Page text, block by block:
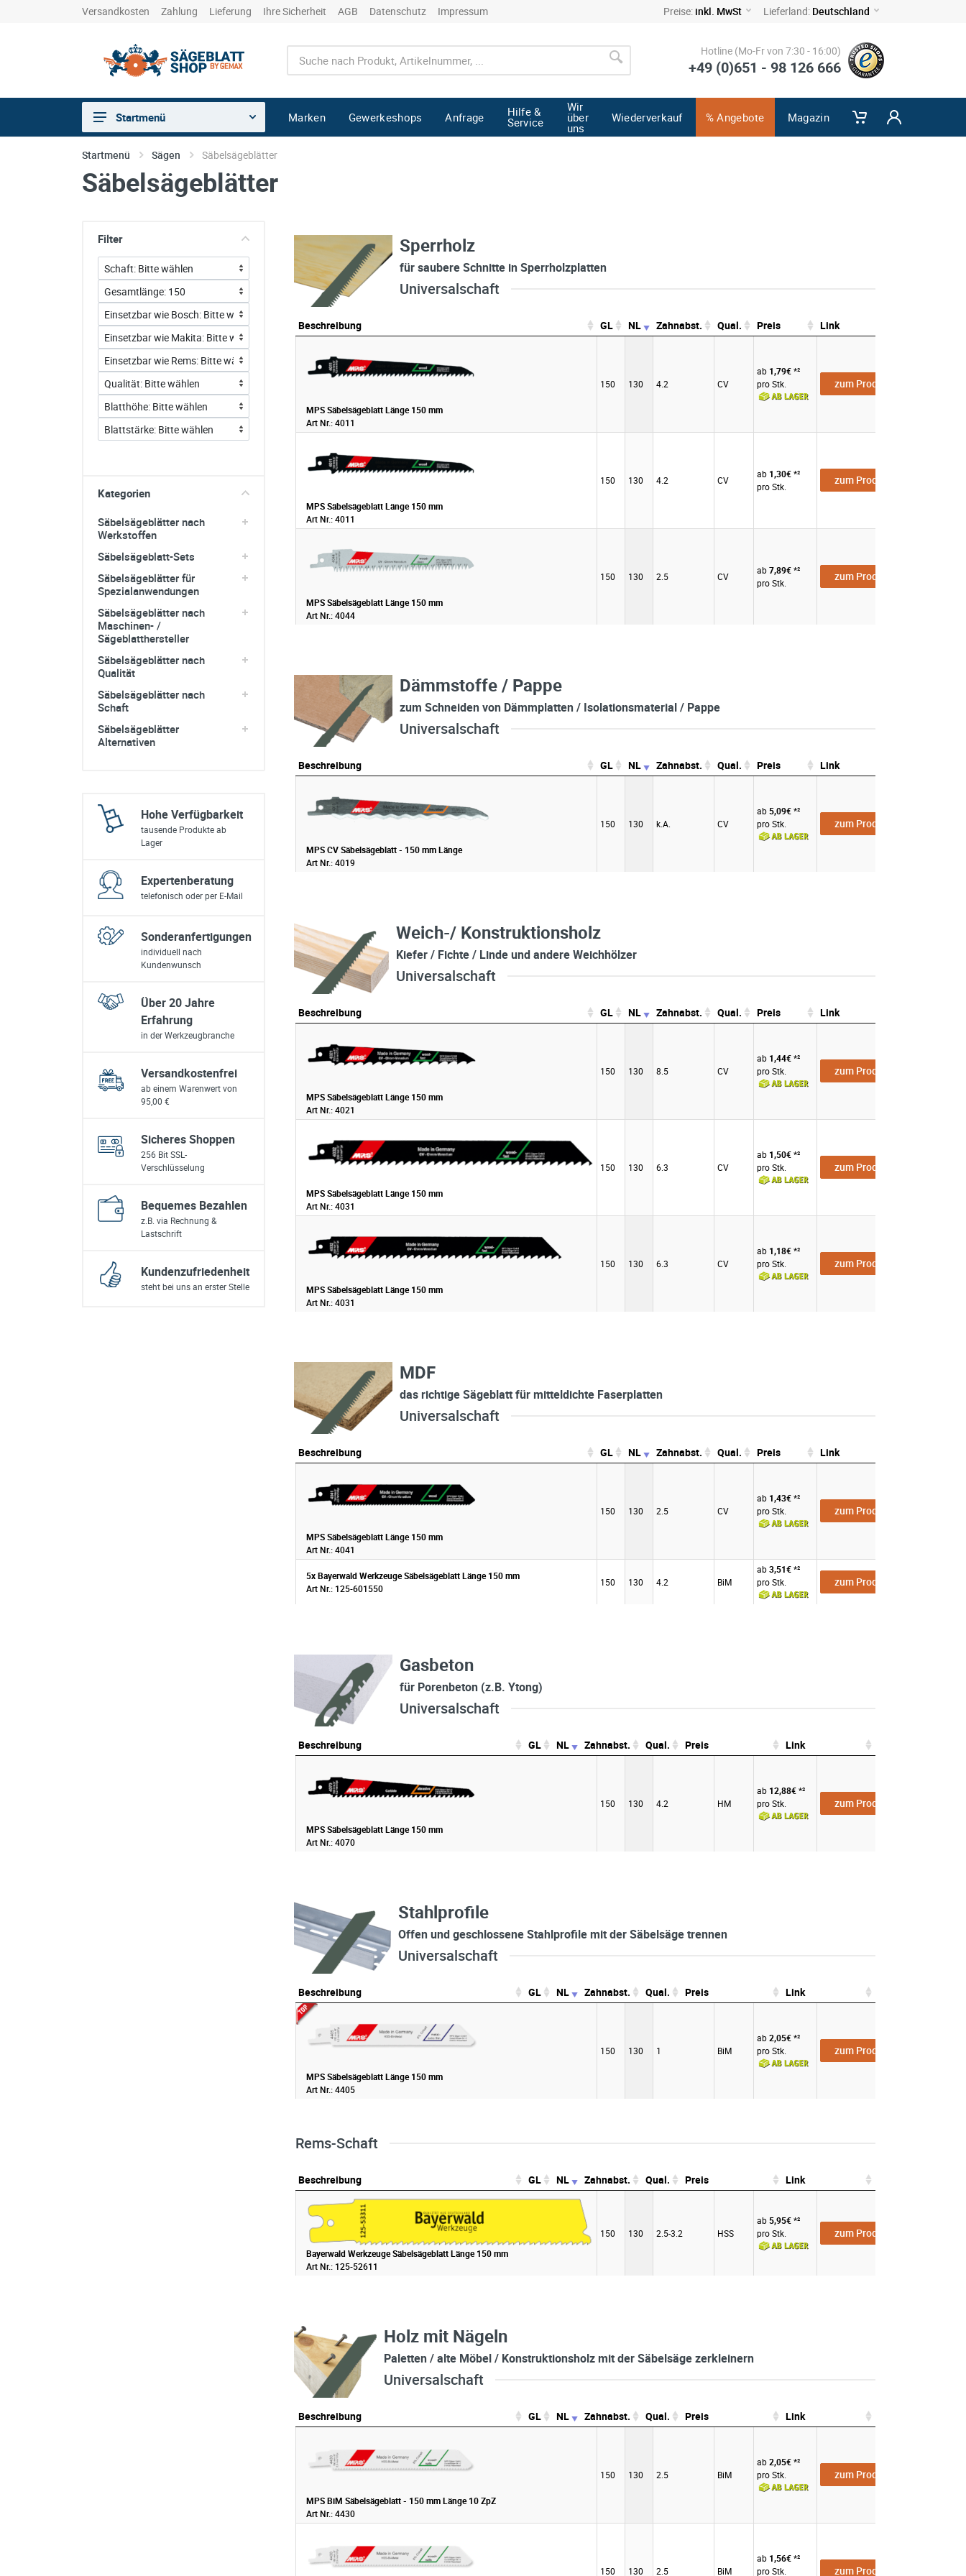
Versandkosten Zahlung Lieferung Ihre Sicherheit AGB Datenschutz Impressum Preise: inkl. MwSt Lieferland: Deutschland
Hotline (Mo-Fr von 7:30 - 16:00)
+49 (0)651 - 98 126 666
Sägen
Trennen
Hobeln/Fräsen
Gewerkeshops
sonstiges/Zubehör
Startmenü Marken Gewerkeshops Anfrage Hilfe &
Service
Wir
über
uns
Wiederverkauf % Angebote Magazin
Startmenü Sägen Säbelsägeblätter
Säbelsägeblätter
Filter
Kategorien
Säbelsägeblätter nach
Werkstoffen
Säbelsägeblatt-Sets
Säbelsägeblätter für
Spezialanwendungen
Säbelsägeblätter nach
Maschinen- /
Sägeblatthersteller
Säbelsägeblätter nach
Qualität
Säbelsägeblätter nach
Schaft
Säbelsägeblätter
Alternativen
Hohe Verfügbarkeit
tausende Produkte ab
Lager
Expertenberatung
telefonisch oder per E-Mail
Sonderanfertigungen
individuell nach
Kundenwunsch
Über 20 Jahre
Erfahrung
in der Werkzeugbranche
Versandkostenfrei
ab einem Warenwert von
95,00 €
Sicheres Shoppen
256 Bit SSL-
Verschlüsselung
Bequemes Bezahlen
z.B. via Rechnung &
Lastschrift
Kundenzufriedenheit
steht bei uns an erster Stelle
Sperrholz
für saubere Schnitte in Sperrholzplatten
Universalschaft
Beschreibung GL NL Zahnabst. Qual. Preis
Link
MPS Säbelsägeblatt Länge 150 mm
Art Nr.: 4011
150 130 4.2 CV
ab 1,79€*²
pro Stk.
zum Produkt
MPS Säbelsägeblatt Länge 150 mm
Art Nr.: 4011
150 130 4.2 CV
ab 1,30€*²
pro Stk.
zum Produkt
MPS Säbelsägeblatt Länge 150 mm
Art Nr.: 4044
150 130 2.5 CV
ab7,89€*²
pro Stk.
zum Produkt
Dämmstoffe / Pappe
zum Schneiden von Dämmplatten / Isolationsmaterial / Pappe
Universalschaft
Beschreibung GL NL Zahnabst. Qual. Preis
Link
MPS CV Säbelsägeblatt - 150 mm Länge
Art Nr.: 4019
150 130 k.A. CV
ab5,09€*²
pro Stk.
zum Produkt
Weich-/ Konstruktionsholz
Kiefer / Fichte / Linde und andere Weichhölzer
Universalschaft
Beschreibung GL NL Zahnabst. Qual. Preis
Link
MPS Säbelsägeblatt Länge 150 mm
Art Nr.: 4021
150 130 8.5 CV
ab 1,44€*²
pro Stk.
zum Produkt
MPS Säbelsägeblatt Länge 150 mm
Art Nr.: 4031
150 130 6.3 CV
ab 1,50€*²
pro Stk.
zum Produkt
MPS Säbelsägeblatt Länge 150 mm
Art Nr.: 4031
150 130 6.3 CV
ab 1,18€*²
pro Stk.
zum Produkt
MDF
das richtige Sägeblatt für mitteldichte Faserplatten
Universalschaft
Beschreibung GL NL Zahnabst. Qual. Preis
Link
MPS Säbelsägeblatt Länge 150 mm
Art Nr.: 4041
150 130 2.5 CV
ab 1,43€*²
pro Stk.
zum Produkt
5x Bayerwald Werkzeuge Säbelsägeblatt Länge 150 mm
Art Nr.: 125-601550
150 130 4.2 BiM
ab3,51€*²
pro Stk.
zum Produkt
Gasbeton
für Porenbeton (z.B. Ytong)
Universalschaft
Beschreibung GL NL Zahnabst. Qual. Preis
Link
MPS Säbelsägeblatt Länge 150 mm
Art Nr.: 4070
150 130 4.2 HM
ab 12,88€*²
pro Stk.
zum Produkt
Stahlprofile
Offen und geschlossene Stahlprofile mit der Säbelsäge trennen
Universalschaft
Beschreibung GL NL Zahnabst. Qual. Preis
Link
Beschreibung
MPS Säbelsägeblatt Länge 150 mm
Art Nr.: 4405
150 130 1 BiM
ab2,05€*²
pro Stk.
zum Produkt
Rems-Schaft
Beschreibung GL NL Zahnabst. Qual. Preis
Link
Beschreibung
Bayerwald Werkzeuge Säbelsägeblatt Länge 150 mm
Art Nr.: 125-52611
150 130 2.5-3.2 HSS
ab5,95€*²
pro Stk.
zum Produkt
Holz mit Nägeln
Paletten / alte Möbel / Konstruktionsholz mit der Säbelsäge zerkleinern
Universalschaft
Beschreibung GL NL Zahnabst. Qual. Preis
Link
MPS BiM Säbelsägeblatt - 150 mm Länge 10 ZpZ
Art Nr.: 4430
150 130 2.5 BiM
ab2,05€*²
pro Stk.
zum Produkt
150 130 2.5 BiM
ab 1,56€*²
pro Stk.
zum Produkt